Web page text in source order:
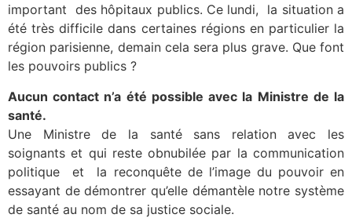
important des hôpitaux publics. Ce lundi, la situation a
été très difficile dans certaines régions en particulier la
région parisienne, demain cela sera plus grave. Que font
les pouvoirs publics ?
Aucun contact n’a été possible avec la Ministre de la
santé.
Une Ministre de la santé sans relation avec les
soignants et qui reste obnubilée par la communication
politique et la reconquête de l’image du pouvoir en
essayant de démontrer qu’elle démantèle notre système
de santé au nom de sa justice sociale.